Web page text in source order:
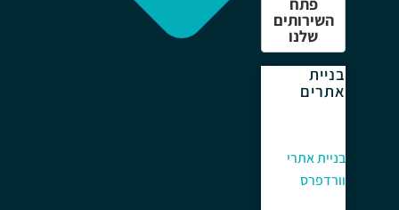
השירותים
שלנו
בניית
אתרים
בניית אתרי
וורדפרס